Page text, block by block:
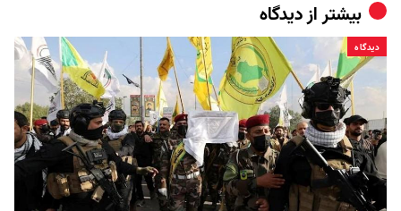
بیشتر ازدیدگاه
دیدگاه